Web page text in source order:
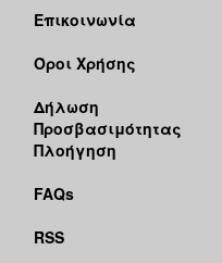
Επικοινωνία
Όροι Χρήσης
Δήλωση
Προσβασιμότητας
Πλοήγηση
FAQs
RSS